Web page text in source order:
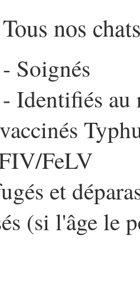
Tous nos
- Soignés
- Identifiés au
FeLV
et
(si l'âge le